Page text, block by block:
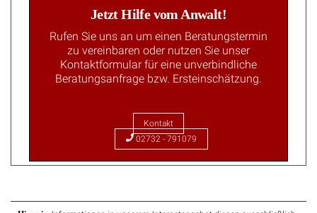
Jetzt Hilfe vom Anwalt!
Rufen Sie uns an um einen Beratungstermin
zu vereinbaren oder nutzen Sie unser
Kontaktformular für eine unverbindliche
Beratungsanfrage bzw. Ersteinschätzung.
Kontakt
02732 - 791079